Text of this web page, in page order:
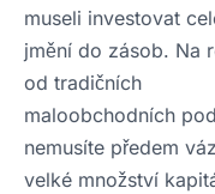
museli investovat
jmění do zásob. Na
od tradičních
maloobchodních
nemusíte předem
velké množství